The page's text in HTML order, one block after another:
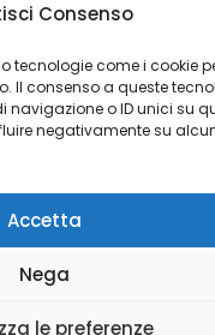
Consenso
tecnologie come i cookie
Il consenso a queste
o ID unici su
negativamente su
Accetta
Nega
le preferenze